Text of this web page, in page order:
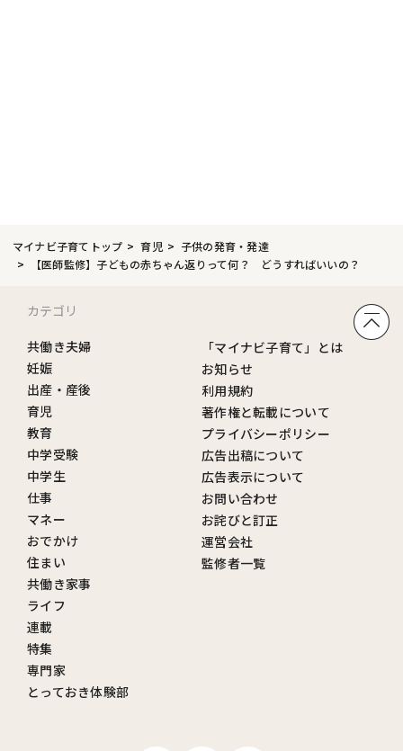
マイナビ子育てトップ 育児
子供の発育・発達
【医師監修】子どもの赤ちゃん返りって何？ どうすればいいの？
カテゴリ
共働き夫婦
妊娠
出産・産後
育児
教育
中学受験
中学生
仕事
マネー
おでかけ
住まい
共働き家事
ライフ
連載
特集
専門家
とっておき体験部
「マイナビ子育て」とは
お知らせ
利用規約
著作権と転載について
プライバシーポリシー
広告出稿について
広告表示について
お問い合わせ
お詫びと訂正
運営会社
監修者一覧